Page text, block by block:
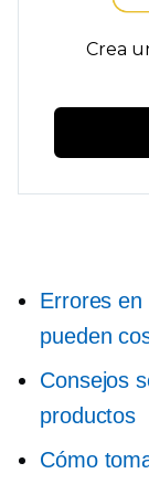
Crea
Errores
pueden
Consejos
productos
Cómo